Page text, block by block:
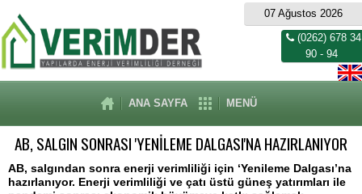
07 Ağustos 2026
(0262) 678 34
90 - 94
ANA SAYFA MENÜ
AB, SALGIN SONRASI 'YENİLEME DALGASI'NA HAZIRLANIYOR
AB, salgından sonra enerji verimliliği için ‘Yenileme Dalgası’na
hazırlanıyor. Enerji verimliliği ve çatı üstü güneş yatırımları ile